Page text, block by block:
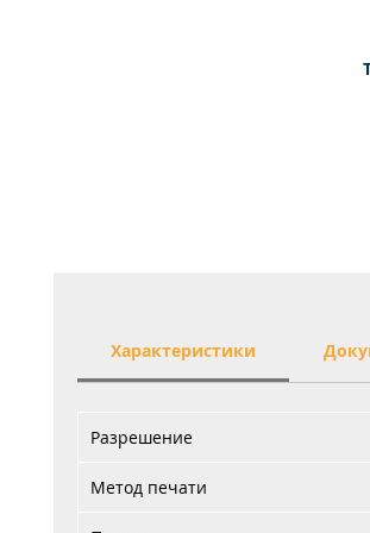
Характеристики
Разрешение
Метод печати